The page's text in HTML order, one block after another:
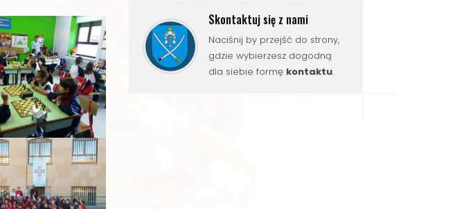
Skontaktuj się z nami
Naciśnij by przejść do strony,
gdzie wybierzesz dogodną
dla siebie formę kontaktu.